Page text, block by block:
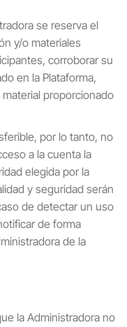
se reserva el
y/o materiales
corroborar su
en la Plataforma,
proporcionado
por lo tanto, no
a la cuenta la
elegida por la
y seguridad serán
de detectar un uso
de forma
de la
la Administradora no